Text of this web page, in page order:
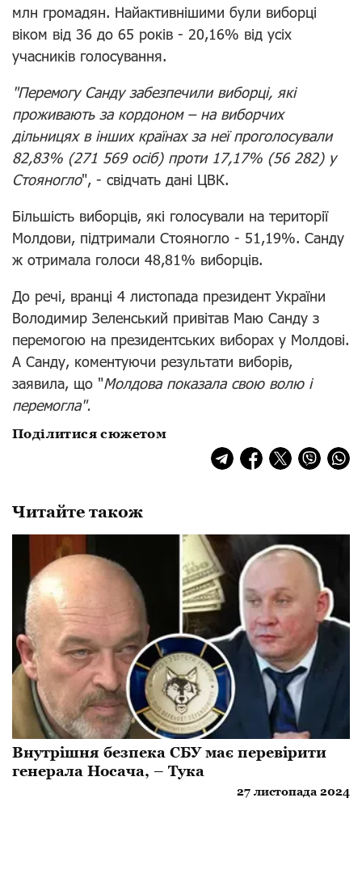
млн громадян. Найактивнішими були виборці
віком від 36 до 65 років - 20,16% від усіх
учасників голосування.
"Перемогу Санду забезпечили виборці, які
проживають за кордоном – на виборчих
дільницях в інших країнах за неї проголосували
82,83% (271 569 осіб) проти 17,17% (56 282) у
Стояногло", - свідчать дані ЦВК.
Більшість виборців, які голосували на території
Молдови, підтримали Стояногло - 51,19%. Санду
ж отримала голоси 48,81% виборців.
До речі, вранці 4 листопада президент України
Володимир Зеленський привітав Маю Санду з
перемогою на президентських виборах у Молдові.
А Санду, коментуючи результати виборів,
заявила, що "Молдова показала свою волю і
перемогла".
Поділитися сюжетом
Читайте також
Внутрішня безпека СБУ має перевірити
генерала Носача, – Тука
27 листопада 2024